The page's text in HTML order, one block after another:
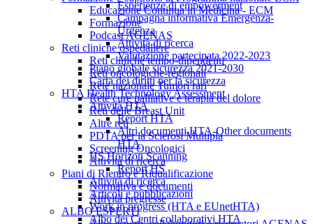
Educazione Continua in Medicina - ECM
Formazione
Podcast AGENAS
Reti cliniche ospedaliere
Reti cliniche tempo-dipendenti
Reti oncologiche-regionali
Rete nazionale Tumori rari
Rete cure palliative e terapia del dolore
Reti delle Breast Unit
Altre reti
PDTA per la Sclerosi Multipla
Screening Oncologici
Attività di ricerca
Piani di Rientro e Riqualificazione
Normativa e documenti
Attività pregresse
ALBO ESPERTI
Esperienze di empowerment
Campagna informativa Emergenza-
Urgenza
Attività di ricerca
Valutazione partecipata 2022-2023
Piano globale sicurezza 2021-2030
Carta dei diritti per la sicurezza
HTA Health Technology Assessment
Attività HTA
Report HTA
Altri documenti HTA-Other documents
HTA
HS Horizon Scanning
Report HS
Attività di ricerca
Articoli e pubblicazioni
Work in progress (HTA e EUnetHTA)
Albo dei Centri collaborativi HTA